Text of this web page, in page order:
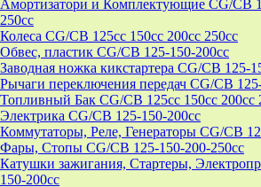
Амортизатори и Комплектующие CG/CB
250cc
Колеса CG/CB 125cc 150cc 200cc 250cc
Обвес, пластик CG/CB 125-150-200cc
Заводная ножка кикстартера CG/CB 125-
Рычаги переключения передач CG/CB
Топливный Бак CG/CB 125cc 150cc 200cc
Электрика CG/CB 125-150-200cc
Коммутаторы, Реле, Генераторы CG/CB
Фары, Стопы CG/CB 125-150-200-250cc
Катушки зажигания, Стартеры,
150-200cc